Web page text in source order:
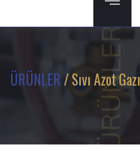
ÜRÜNLER
ÜRÜNLER / Sıvı Azot Gazı